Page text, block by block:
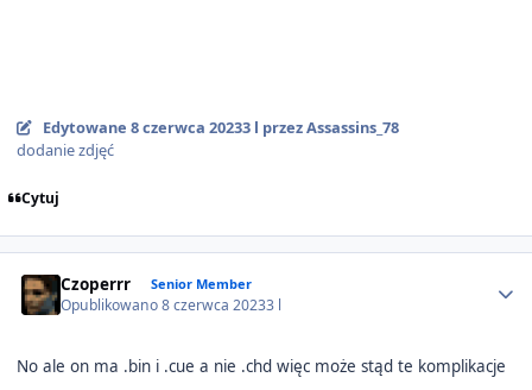
Edytowane 8 czerwca 20233 l przez Assassins_78
dodanie zdjęć
Cytuj
Czoperrr Senior Member
Opublikowano8 czerwca 20233 l
No ale on ma .bin i .cue a nie .chd więc może stąd te komplikacje